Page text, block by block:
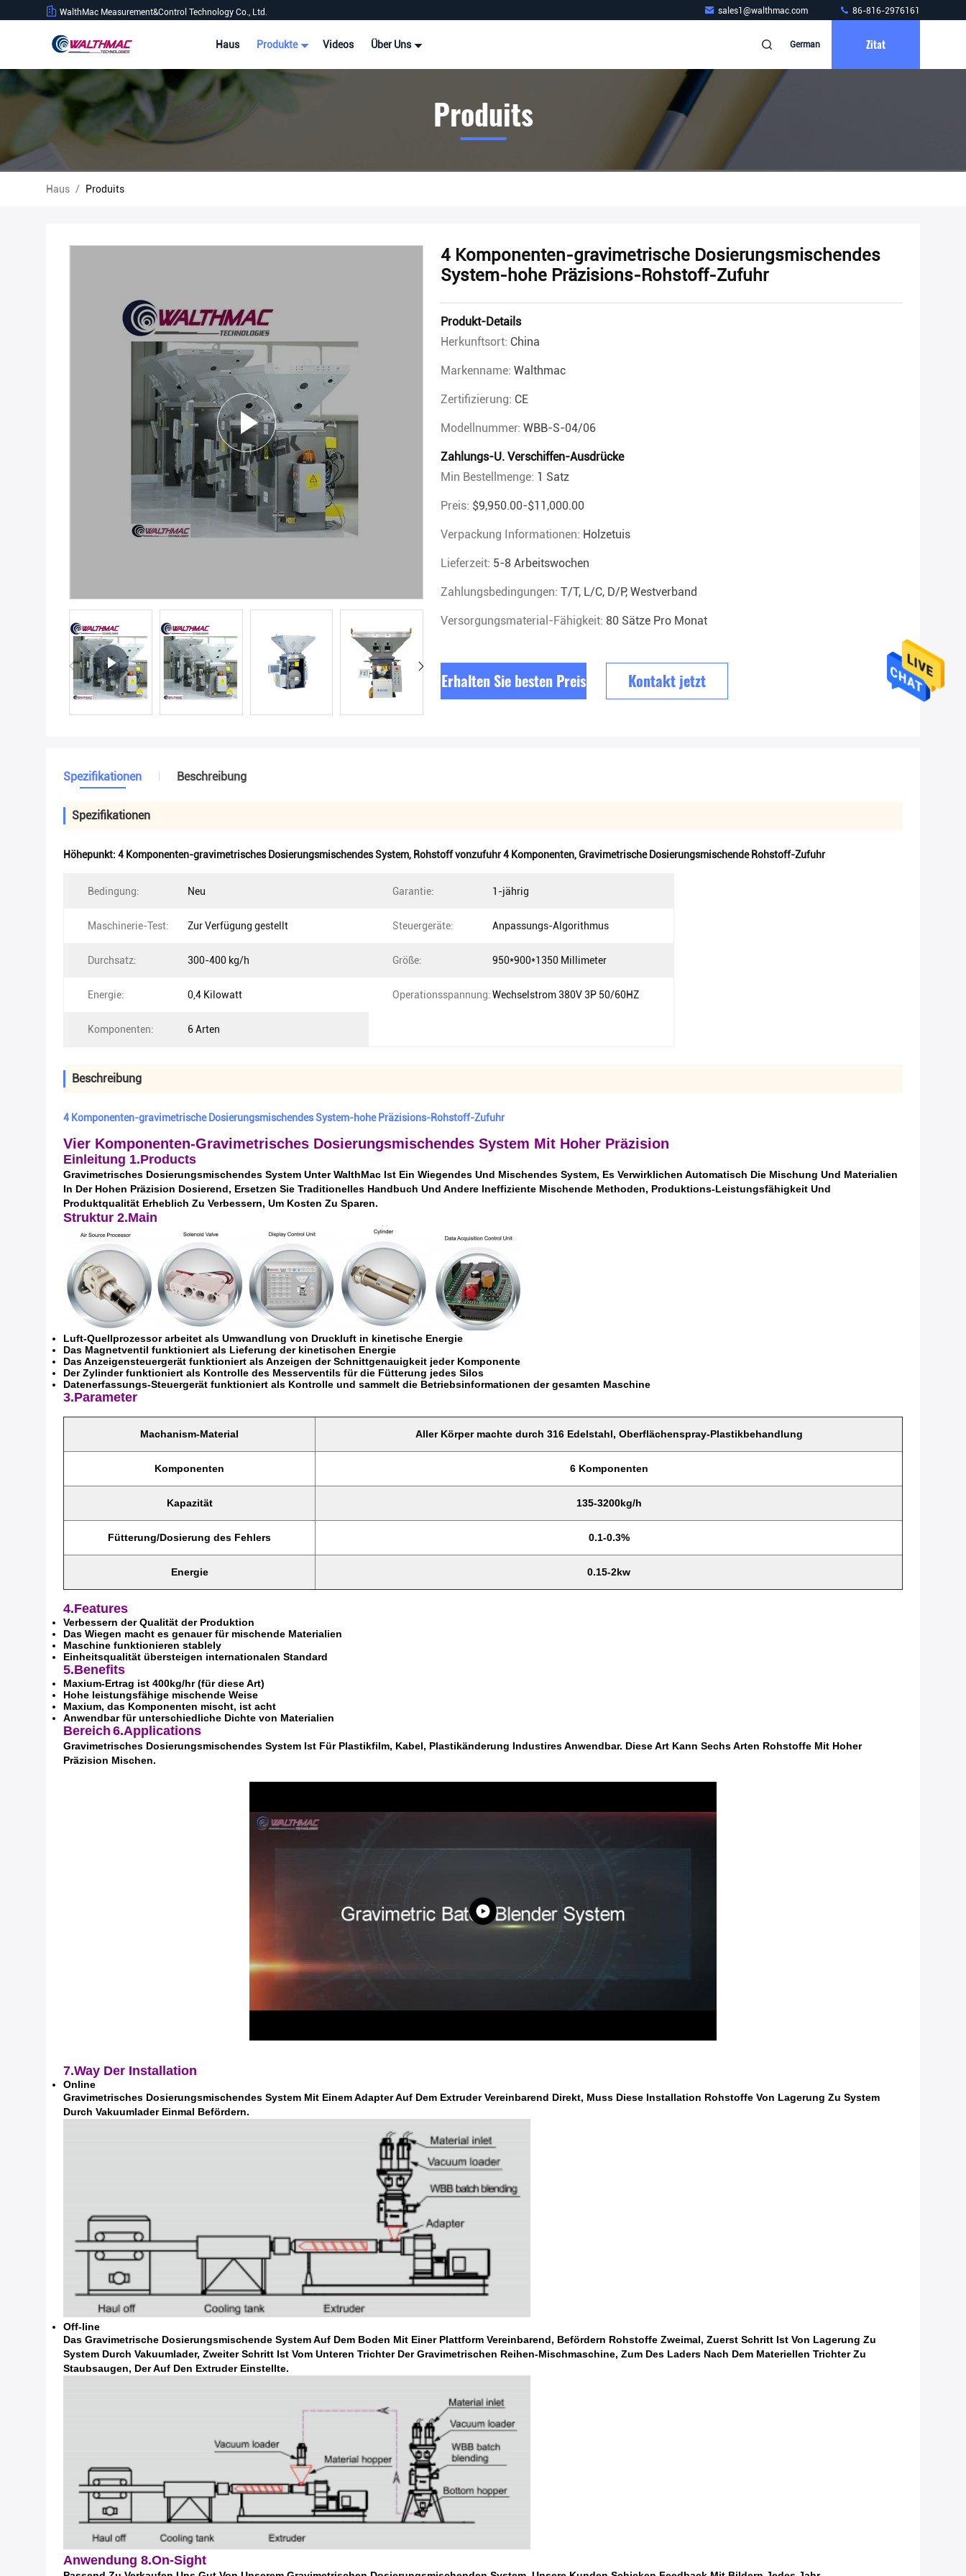
WalthMac Measurement&Control Technology Co., Ltd. sales1@walthmac.com 86-816-2976161
Haus Produkte Videos Über Uns German Zitat
Produits
Haus / Produits
4 Komponenten-gravimetrische Dosierungsmischendes
System-hohe Präzisions-Rohstoff-Zufuhr
Produkt-Details
Herkunftsort: China
Markenname: Walthmac
Zertifizierung: CE
Modellnummer: WBB-S-04/06
Zahlungs-U. Verschiffen-Ausdrücke
Min Bestellmenge: 1 Satz
Preis: $9,950.00-$11,000.00
Verpackung Informationen: Holzetuis
Lieferzeit: 5-8 Arbeitswochen
Zahlungsbedingungen: T/T, L/C, D/P, Westverband
Versorgungsmaterial-Fähigkeit: 80 Sätze Pro Monat
Erhalten Sie besten Preis Kontakt jetzt
Spezifikationen Beschreibung
Spezifikationen
Höhepunkt: 4 Komponenten-gravimetrisches Dosierungsmischendes System, Rohstoff vonzufuhr 4 Komponenten,Gravimetrische Dosierungsmischende Rohstoff-Zufuhr
Bedingung: Neu Garantie: 1-jährig
Maschinerie-Test: Zur Verfügung gestellt Steuergeräte: Anpassungs-Algorithmus
Durchsatz: 300-400 kg/h Größe: 950*900*1350 Millimeter
Energie: 0,4 Kilowatt Operationsspannung:Wechselstrom 380V 3P 50/60HZ
Komponenten: 6 Arten
Beschreibung
4 Komponenten-gravimetrische Dosierungsmischendes System-hohe Präzisions-Rohstoff-Zufuhr
Vier Komponenten-Gravimetrisches Dosierungsmischendes System Mit Hoher Präzision
Einleitung 1.Products
Gravimetrisches Dosierungsmischendes System Unter WalthMac Ist Ein Wiegendes Und Mischendes System, Es Verwirklichen Automatisch Die Mischung Und Materialien
In Der Hohen Präzision Dosierend, Ersetzen Sie Traditionelles Handbuch Und Andere Ineffiziente Mischende Methoden, Produktions-Leistungsfähigkeit Und
Produktqualität Erheblich Zu Verbessern, Um Kosten Zu Sparen.
Struktur 2.Main
Luft-Quellprozessor arbeitet als Umwandlung von Druckluft in kinetische Energie
Das Magnetventil funktioniert als Lieferung der kinetischen Energie
Das Anzeigensteuergerät funktioniert als Anzeigen der Schnittgenauigkeit jeder Komponente
Der Zylinder funktioniert als Kontrolle des Messerventils für die Fütterung jedes Silos
Datenerfassungs-Steuergerät funktioniert als Kontrolle und sammelt die Betriebsinformationen der gesamten Maschine
3.Parameter
Machanism-Material Aller Körper machte durch 316 Edelstahl, Oberflächenspray-Plastikbehandlung
Komponenten 6 Komponenten
Kapazität 135-3200kg/h
Fütterung/Dosierung des Fehlers 0.1-0.3%
Energie 0.15-2kw
4.Features
Verbessern der Qualität der Produktion
Das Wiegen macht es genauer für mischende Materialien
Maschine funktionieren stablely
Einheitsqualität übersteigen internationalen Standard
5.Benefits
Maxium-Ertrag ist 400kg/hr (für diese Art)
Hohe leistungsfähige mischende Weise
Maxium, das Komponenten mischt, ist acht
Anwendbar für unterschiedliche Dichte von Materialien
Bereich 6.Applications
Gravimetrisches Dosierungsmischendes System Ist Für Plastikfilm, Kabel, Plastikänderung Industires Anwendbar. Diese Art Kann Sechs Arten Rohstoffe Mit Hoher
Präzision Mischen.
7.Way Der Installation
Online
Gravimetrisches Dosierungsmischendes System Mit Einem Adapter Auf Dem Extruder Vereinbarend Direkt, Muss Diese Installation Rohstoffe Von Lagerung Zu System
Durch Vakuumlader Einmal Befördern.
Off-line
Das Gravimetrische Dosierungsmischende System Auf Dem Boden Mit Einer Plattform Vereinbarend, Befördern Rohstoffe Zweimal, Zuerst Schritt Ist Von Lagerung Zu
System Durch Vakuumlader, Zweiter Schritt Ist Vom Unteren Trichter Der Gravimetrischen Reihen-Mischmaschine, Zum Des Laders Nach Dem Materiellen Trichter Zu
Staubsaugen, Der Auf Den Extruder Einstellte.
Anwendung 8.On-Sight